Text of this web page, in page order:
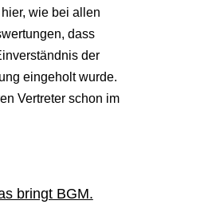
wie bei allen
dass
der
eingeholt wurde.
Vertreter schon im
bringt BGM.